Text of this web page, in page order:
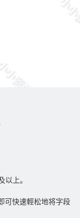
上。
可快速輕松地将字段